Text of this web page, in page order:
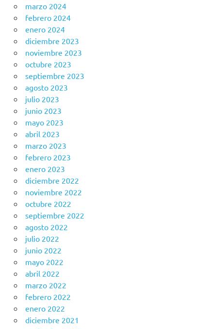
marzo 2024
febrero 2024
enero 2024
diciembre 2023
noviembre 2023
octubre 2023
septiembre 2023
agosto 2023
julio 2023
junio 2023
mayo 2023
abril 2023
marzo 2023
febrero 2023
enero 2023
diciembre 2022
noviembre 2022
octubre 2022
septiembre 2022
agosto 2022
julio 2022
junio 2022
mayo 2022
abril 2022
marzo 2022
febrero 2022
enero 2022
diciembre 2021